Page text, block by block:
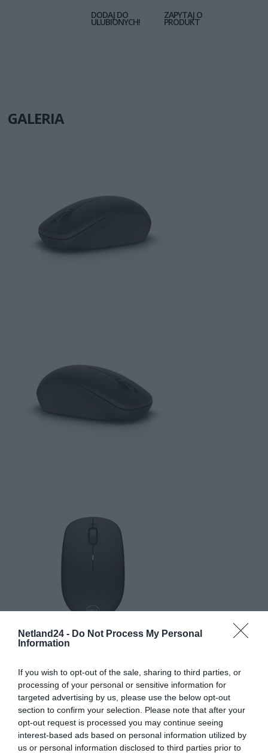
Netland24 - Do Not Process My Personal
Information
If you wish to opt-out of the sale, sharing to third parties, or
processing of your personal or sensitive information for
targeted advertising by us, please use the below opt-out
section to confirm your selection. Please note that after your
opt-out request is processed you may continue seeing
interest-based ads based on personal information utilized by
us or personal information disclosed to third parties prior to
DODAJ DO
ULUBIONYCH!
ZAPYTAJ O
PRODUKT
GALERIA
SPECYFIKACJA
Product Information provided by the Manufacturer
AKTYWNE ZNACZNIKI NA OBRAZIE